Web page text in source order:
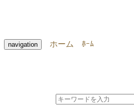
navigation ホーム ﾎｰﾑ